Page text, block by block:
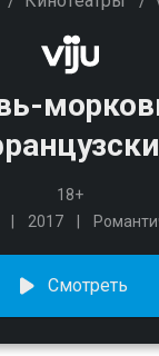
18+
2017
Смотреть